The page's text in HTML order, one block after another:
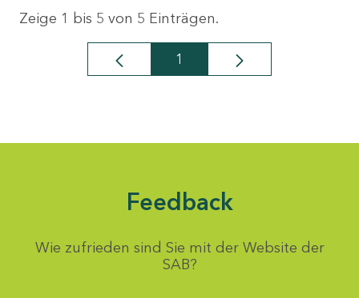
Zeige 1 bis 5 von 5 Einträgen.
Seite
1
Feedback
Wie zufrieden sind Sie mit der Website der
SAB?